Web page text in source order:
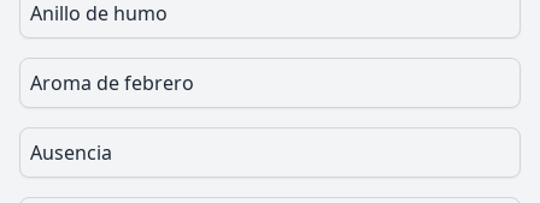
Anillo de humo
Aroma de febrero
Ausencia